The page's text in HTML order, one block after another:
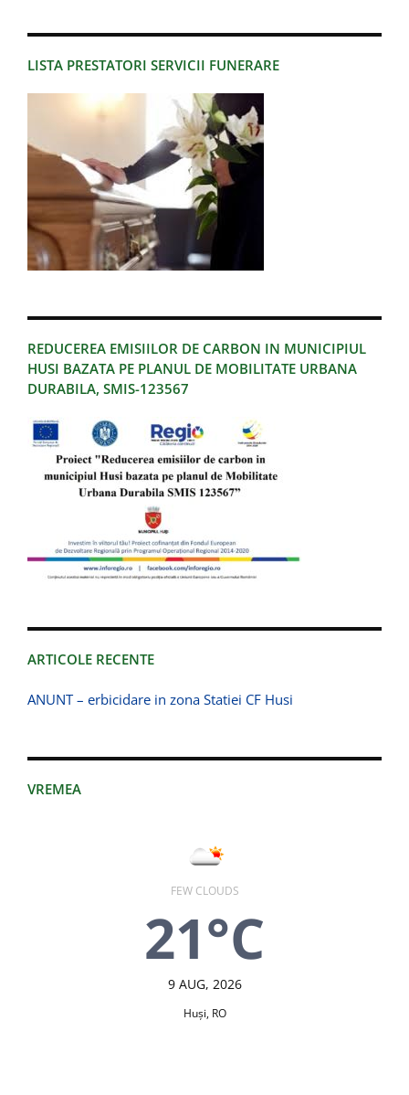
LISTA PRESTATORI SERVICII FUNERARE
REDUCEREA EMISIILOR DE CARBON IN MUNICIPIUL
HUSI BAZATA PE PLANUL DE MOBILITATE URBANA
DURABILA, SMIS-123567
ARTICOLE RECENTE
ANUNT – erbicidare in zona Statiei CF Husi
VREMEA
FEW CLOUDS
21°C
9 AUG, 2026
Huşi, RO